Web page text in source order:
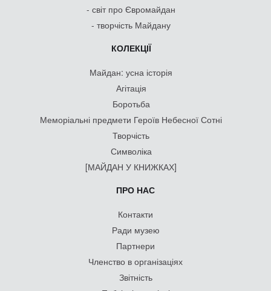
- світ про Євромайдан
- творчість Майдану
КОЛЕКЦІЇ
Майдан: усна історія
Агітація
Боротьба
Меморіальні предмети Героїв Небесної Сотні
Творчість
Символіка
[МАЙДАН У КНИЖКАХ]
ПРО НАС
Контакти
Ради музею
Партнери
Членство в організаціях
Звітність